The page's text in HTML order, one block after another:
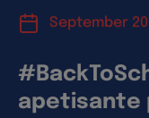
September
apetisante